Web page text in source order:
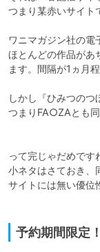
つまり某赤いサイト
ワニマガジン社の電
ほとんどの作品があ
ます。間隔が1ヵ月
しかし『ひみつのつ
つまりFA○ZAとも
って完じゃだめです
小ネタはさておき、
サイトには無い優位
予約期間限定